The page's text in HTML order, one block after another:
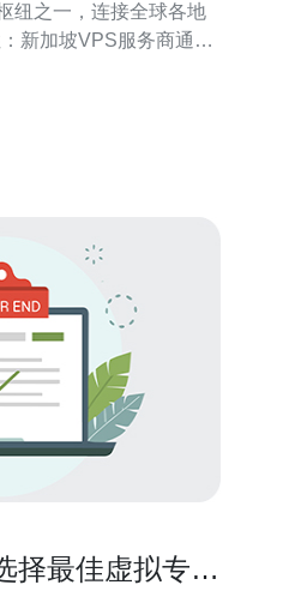
纽之一，连接全球各地
新加坡VPS服务商通常
务器连接国际网络速度
择最佳虚拟专用